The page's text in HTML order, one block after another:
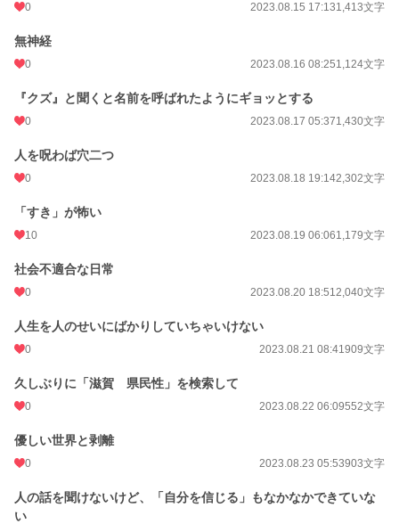
0 2023.08.15 17:131,413文字
無神経
0 2023.08.16 08:251,124文字
『クズ』と聞くと名前を呼ばれたようにギョッとする
0 2023.08.17 05:371,430文字
人を呪わば穴二つ
0 2023.08.18 19:142,302文字
「すき」が怖い
10 2023.08.19 06:061,179文字
社会不適合な日常
0 2023.08.20 18:512,040文字
人生を人のせいにばかりしていちゃいけない
0 2023.08.21 08:41909文字
久しぶりに「滋賀 県民性」を検索して
0 2023.08.22 06:09552文字
優しい世界と剥離
0 2023.08.23 05:53903文字
人の話を聞けないけど、「自分を信じる」もなかなかできていな
い